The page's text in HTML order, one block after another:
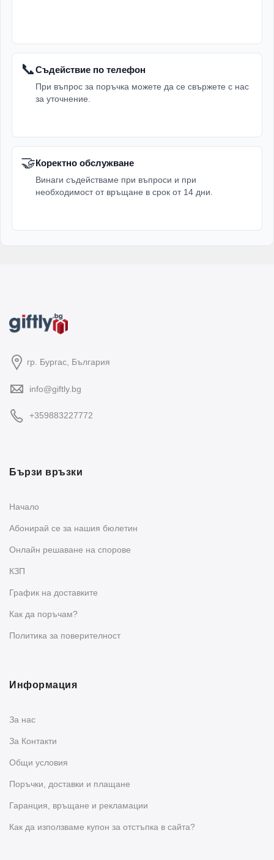
📞Съдействие по телефон
При въпрос за поръчка можете да се свържете с нас
за уточнение.
🤝Коректно обслужване
Винаги съдействаме при въпроси и при
необходимост от връщане в срок от 14 дни.
гр. Бургас, България
info@giftly.bg
+359883227772
Бързи връзки
Начало
Абонирай се за нашия бюлетин
Oнлайн решаване на спорове
КЗП
График на доставките
Как да поръчам?
Политика за поверителност
Информация
За нас
За Контакти
Общи условия
Поръчки, доставки и плащане
Гаранция, връщане и рекламации
Как да използваме купон за отстъпка в сайта?